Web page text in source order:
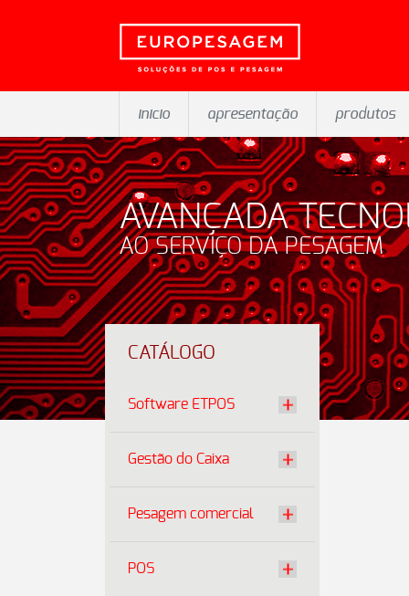
inicio apresentação produtos
AVANÇADA
AO SERVIÇO DA PESAGEM
CATÁLOGO
Software ETPOS
Gestão do Caixa
Pesagem comercial
POS